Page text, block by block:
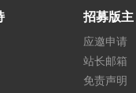
招募版主
应邀申请
站长邮箱
免责声明